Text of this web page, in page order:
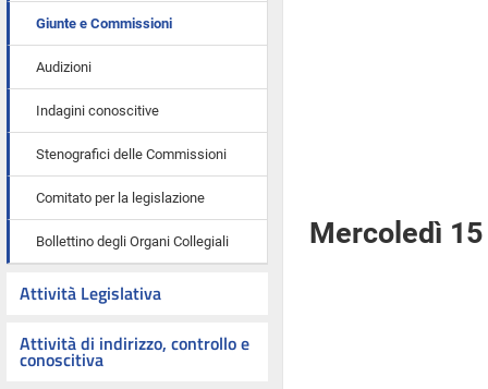
Giunte e Commissioni
Audizioni
Indagini conoscitive
Stenografici delle Commissioni
Comitato per la legislazione
Bollettino degli Organi Collegiali
Attività Legislativa
Attività di indirizzo, controllo e
conoscitiva
Mercoledì